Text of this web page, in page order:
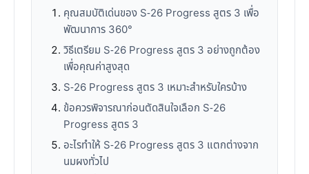
คุณสมบัติเด่นของ S-26 Progress สูตร 3 เพื่อ
พัฒนาการ 360°
วิธีเตรียม S-26 Progress สูตร 3 อย่างถูกต้อง
เพื่อคุณค่าสูงสุด
S-26 Progress สูตร 3 เหมาะสำหรับใครบ้าง
ข้อควรพิจารณาก่อนตัดสินใจเลือก S-26
Progress สูตร 3
อะไรทำให้ S-26 Progress สูตร 3 แตกต่างจาก
นมผงทั่วไป